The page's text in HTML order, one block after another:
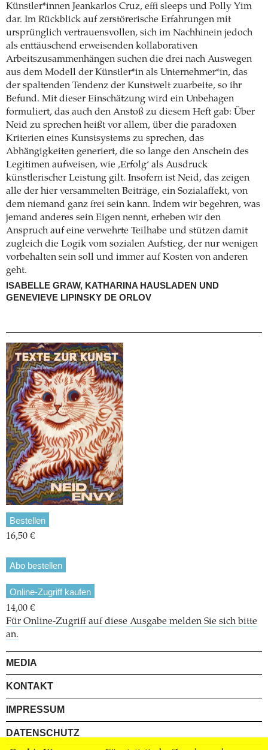
Künstler*innen Jeankarlos Cruz, effi sleeps und Polly Yim
dar. Im Rückblick auf zerstörerische Erfahrungen mit
ursprünglich vertrauensvollen, sich im Nachhinein jedoch
als enttäuschend erweisenden kollaborativen
Arbeitszusammenhängen suchen die drei nach Auswegen
aus dem Modell der Künstler*in als Unternehmer*in, das
der spaltenden Tendenz der Kunstwelt zuarbeite, so ihr
Befund. Mit dieser Einschätzung wird ein Unbehagen
formuliert, das auch den Anstoß zu diesem Heft gab: Über
Neid zu sprechen heißt vor allem, über die paradoxen
Kriterien eines Kunstsystems zu sprechen, das
Abhängigkeiten generiert, die so lange den Anschein des
Legitimen aufweisen, wie ‚Erfolg‘ als Ausdruck
künstlerischer Leistung gilt. Insofern ist Neid, das zeigen
alle der hier versammelten Beiträge, ein Sozialaffekt, von
dem niemand ganz frei sein kann. Indem wir begehren, was
jemand anderes sein Eigen nennt, erheben wir den
Anspruch auf eine verwehrte Teilhabe und stützen damit
zugleich die Logik vom sozialen Aufstieg, der nur wenigen
vorbehalten sein soll und immer auf Kosten von anderen
geht.
ISABELLE GRAW, KATHARINA HAUSLADEN UND
GENEVIEVE LIPINSKY DE ORLOV
Bestellen
16,50 €
Abo bestellen
Online-Zugriff kaufen
14,00 €
Für Online-Zugriff auf diese Ausgabe melden Sie sich bitte
an.
MEDIA
KONTAKT
IMPRESSUM
DATENSCHUTZ